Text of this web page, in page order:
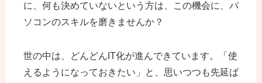
に、何も決めていないという方は、この機会に、パ
ソコンのスキルを磨きませんか？
世の中は、どんどんIT化が進んできています。「使
えるようになっておきたい」と、思いつつも先延ば